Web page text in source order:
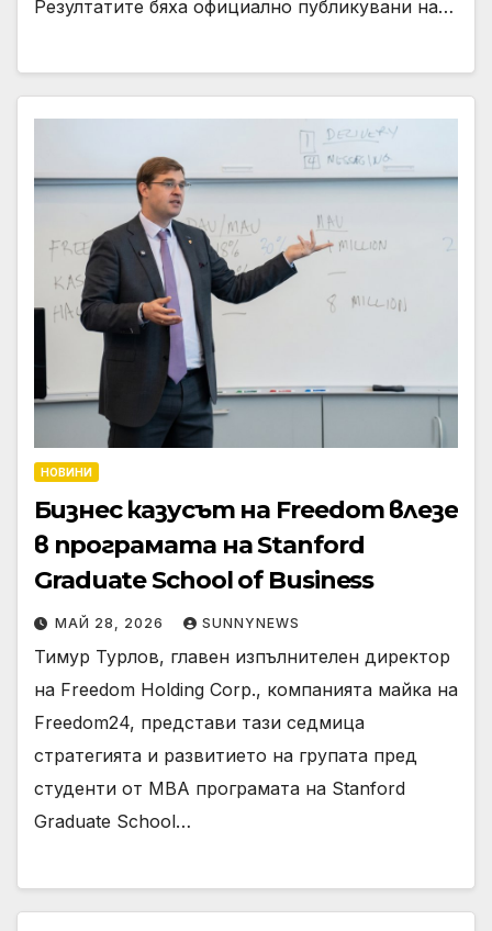
Резултатите бяха официално публикувани на…
НОВИНИ
Бизнес казусът на Freedom влезе
в програмата на Stanford
Graduate School of Business
МАЙ 28, 2026 SUNNYNEWS
Тимур Турлов, главен изпълнителен директор
на Freedom Holding Corp., компанията майка на
Freedom24, представи тази седмица
стратегията и развитието на групата пред
студенти от MBA програмата на Stanford
Graduate School…